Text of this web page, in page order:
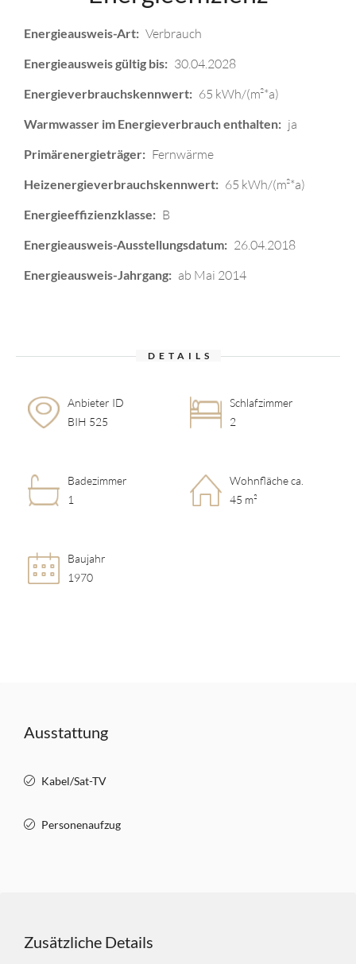
Energieausweis-Art: Verbrauch
Energieausweis gültig bis: 30.04.2028
Energieverbrauchskennwert: 65 kWh/(m²*a)
Warmwasser im Energieverbrauch enthalten: ja
Primärenergieträger: Fernwärme
Heizenergieverbrauchskennwert: 65 kWh/(m²*a)
Energieeffizienzklasse: B
Energieausweis-Ausstellungsdatum: 26.04.2018
Energieausweis-Jahrgang: ab Mai 2014
DETAILS
Anbieter ID
BIH 525
Schlafzimmer
2
Badezimmer
1
Wohnfläche ca.
45 m²
Baujahr
1970
Ausstattung
Kabel/Sat-TV
Personenaufzug
Zusätzliche Details